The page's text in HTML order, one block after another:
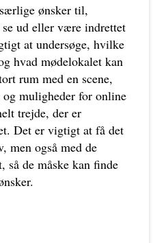
ønsker til,
ud eller være indrettet
at undersøge, hvilke
hvad mødelokalet kan
rum med en scene,
muligheder for online
trejde, der er
Det er vigtigt at få det
men også med de
så de måske kan finde